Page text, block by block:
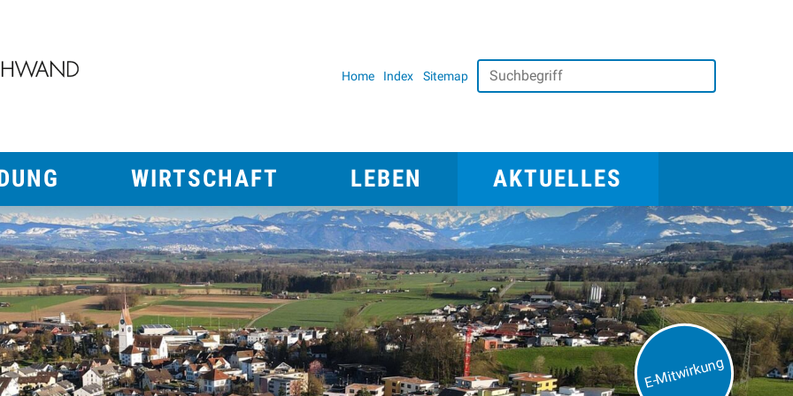
Home Index Sitemap Suchbegriff
WIRTSCHAFT LEBEN AKTUELLES
E-Mitwirkung